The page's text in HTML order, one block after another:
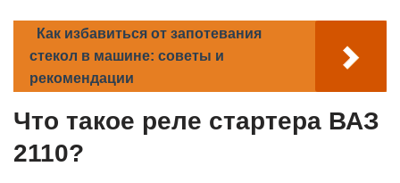
Как избавиться от запотевания
стекол в машине: советы и
рекомендации
Что такое реле стартера ВАЗ
2110?